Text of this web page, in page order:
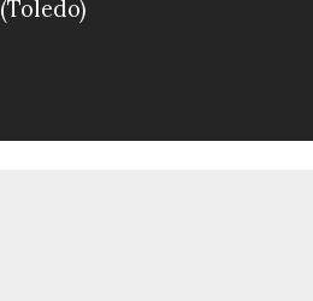
(Toledo)